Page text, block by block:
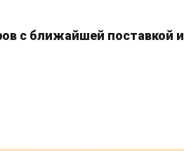
с ближайшей поставкой и